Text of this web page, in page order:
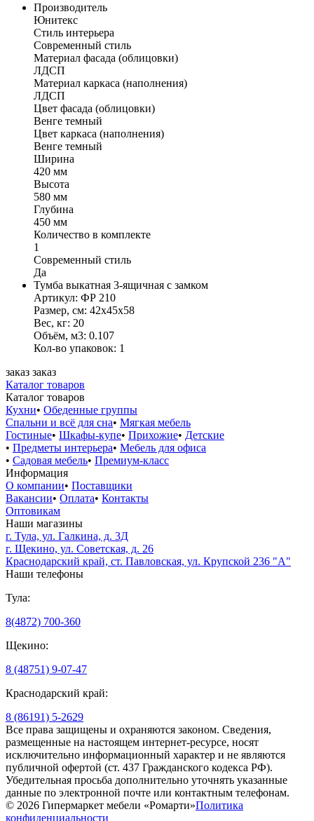
Производитель
Юнитекс
Стиль интерьера
Современный стиль
Материал фасада (облицовки)
ЛДСП
Материал каркаса (наполнения)
ЛДСП
Цвет фасада (облицовки)
Венге темный
Цвет каркаса (наполнения)
Венге темный
Ширина
420 мм
Высота
580 мм
Глубина
450 мм
Количество в комплекте
1
Современный стиль
Да
Тумба выкатная 3-ящичная с замком
Артикул: ФР 210
Размер, см: 42x45x58
Вес, кг: 20
Объём, м3: 0.107
Кол-во упаковок: 1
заказ заказ
Каталог товаров
Каталог товаров
Кухни• Обеденные группы
Спальни и всё для сна• Мягкая мебель
Гостиные• Шкафы-купе• Прихожие• Детские
• Предметы интерьера• Мебель для офиса
• Садовая мебель• Премиум-класс
Информация
О компании• Поставщики
Вакансии• Оплата• Контакты
Оптовикам
Наши магазины
г. Тула, ул. Галкина, д. 3Д
г. Щекино, ул. Советская, д. 26
Краснодарский край, ст. Павловская, ул. Крупской 236 "А"
Наши телефоны
Тула:
8(4872) 700-360
Щекино:
8 (48751) 9-07-47
Краснодарский край:
8 (86191) 5-2629
Все права защищены и охраняются законом. Сведения,
размещенные на настоящем интернет-ресурсе, носят
исключительно информационный характер и не являются
публичной офертой (ст. 437 Гражданского кодекса РФ).
Убедительная просьба дополнительно уточнять указанные
данные по электронной почте или контактным телефонам.
© 2026 Гипермаркет мебели «Ромарти»Политика
конфиденциальности